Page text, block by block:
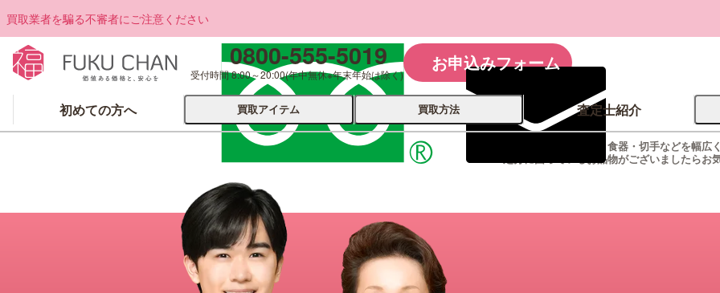
買取業者を騙る不審者にご注意ください
買取福ちゃんは着物・食器・切手などを幅広
処分に困っているお品物がございましたら
0800-555-5019
受付時間 8:00～20:00(年中無休※年末年始は除く)
お申込みフォーム
初めての方へ 買取アイテム
洋服
ブランド
古銭 ⁄
記念硬貨
買取方法 査定士紹介